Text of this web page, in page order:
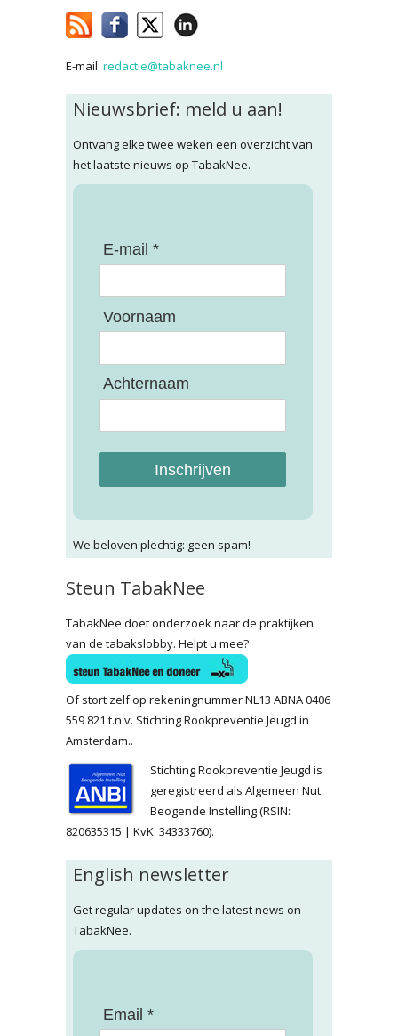
E-mail: redactie@tabaknee.nl
Nieuwsbrief: meld u aan!
Ontvang elke twee weken een overzicht van
het laatste nieuws op TabakNee.
E-mail *
Voornaam
Achternaam
Inschrijven
We beloven plechtig: geen spam!
Steun TabakNee
TabakNee doet onderzoek naar de praktijken
van de tabakslobby. Helpt u mee?
Of stort zelf op rekeningnummer NL13 ABNA 0406
559 821 t.n.v. Stichting Rookpreventie Jeugd in
Amsterdam..
Stichting Rookpreventie Jeugd is
geregistreerd als Algemeen Nut
Beogende Instelling (RSIN:
820635315 | KvK: 34333760).
English newsletter
Get regular updates on the latest news on
TabakNee.
Email *